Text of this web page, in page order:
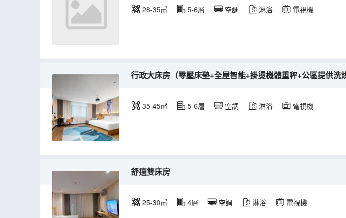
28-35㎡ 5-6層 空調 淋浴 電視機
行政大床房（零壓床墊+全屋智能+掛燙機體重秤+公區提供洗
35-45㎡ 5-6層 空調 淋浴 電視機
舒適雙床房
25-30㎡ 4層 空調 淋浴 電視機